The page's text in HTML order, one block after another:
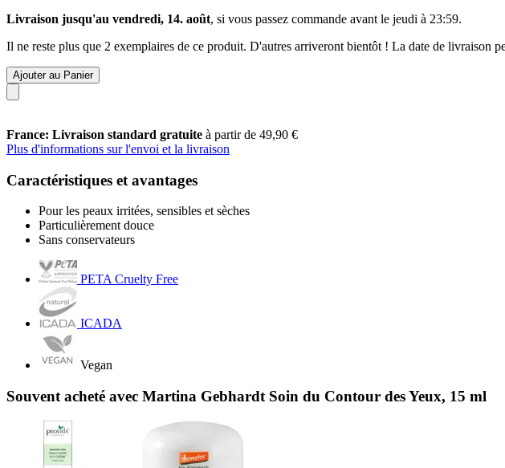
Livraison jusqu'au vendredi, 14. août, si vous passez commande avant le jeudi à 23:59.
Il ne reste plus que 2 exemplaires de ce produit. D'autres arriveront bientôt ! La date de livraison
Ajouter au Panier
France: Livraison standard gratuite à partir de 49,90 €
Plus d'informations sur l'envoi et la livraison
Caractéristiques et avantages
Pour les peaux irritées, sensibles et sèches
Particulièrement douce
Sans conservateurs
PETA Cruelty Free
ICADA
Vegan
Souvent acheté avec Martina Gebhardt Soin du Contour des Yeux, 15 ml